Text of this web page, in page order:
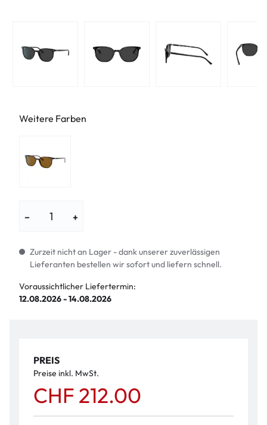
Weitere Farben
− +
Zurzeit nicht an Lager - dank unserer zuverlässigen
Lieferanten bestellen wir sofort und liefern schnell.
Voraussichtlicher Liefertermin:
12.08.2026 - 14.08.2026
PREIS
Preise inkl. MwSt.
CHF 212.00